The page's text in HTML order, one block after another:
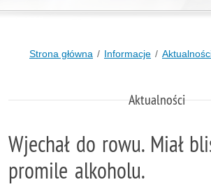
Strona główna Informacje
Aktualności
Wjechał do rowu. Miał
promile alkoholu.